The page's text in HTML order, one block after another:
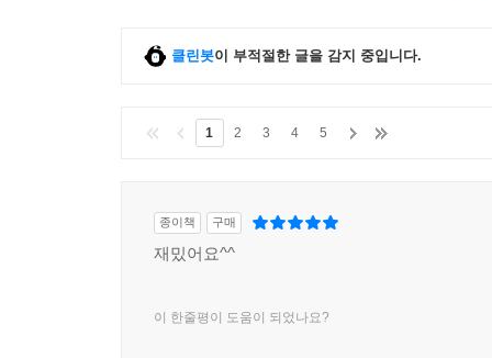
클린봇이 부적절한 글을 감지 중입니다.
1 2 3 4 5
종이책 구매
재밌어요^^
이 한줄평이 도움이 되었나요?